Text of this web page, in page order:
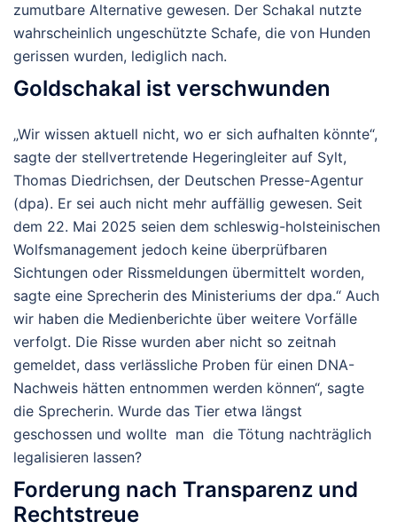
zumutbare Alternative gewesen. Der Schakal nutzte
wahrscheinlich ungeschützte Schafe, die von Hunden
gerissen wurden, lediglich nach.
Goldschakal ist verschwunden
„Wir wissen aktuell nicht, wo er sich aufhalten könnte“,
sagte der stellvertretende Hegeringleiter auf Sylt,
Thomas Diedrichsen, der Deutschen Presse-Agentur
(dpa). Er sei auch nicht mehr auffällig gewesen. Seit
dem 22. Mai 2025 seien dem schleswig-holsteinischen
Wolfsmanagement jedoch keine überprüfbaren
Sichtungen oder Rissmeldungen übermittelt worden,
sagte eine Sprecherin des Ministeriums der dpa.“ Auch
wir haben die Medienberichte über weitere Vorfälle
verfolgt. Die Risse wurden aber nicht so zeitnah
gemeldet, dass verlässliche Proben für einen DNA-
Nachweis hätten entnommen werden können“, sagte
die Sprecherin. Wurde das Tier etwa längst
geschossen und wollte man die Tötung nachträglich
legalisieren lassen?
Forderung nach Transparenz und
Rechtstreue